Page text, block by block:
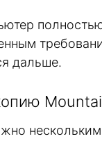
дальше.